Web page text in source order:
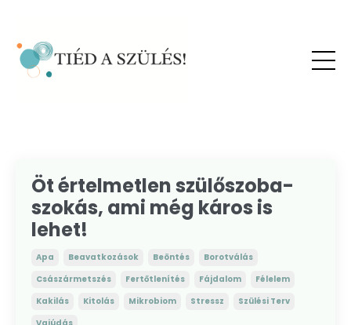
Öt értelmetlen szülőszoba-
szokás, ami még káros is
lehet!
Apa Beavatkozások Beöntés
Borotválás
Császármetszés
Fertőtlenítés Fájdalom
Félelem
Kakilás
Kitolás Mikrobiom Stressz
Szülési Terv